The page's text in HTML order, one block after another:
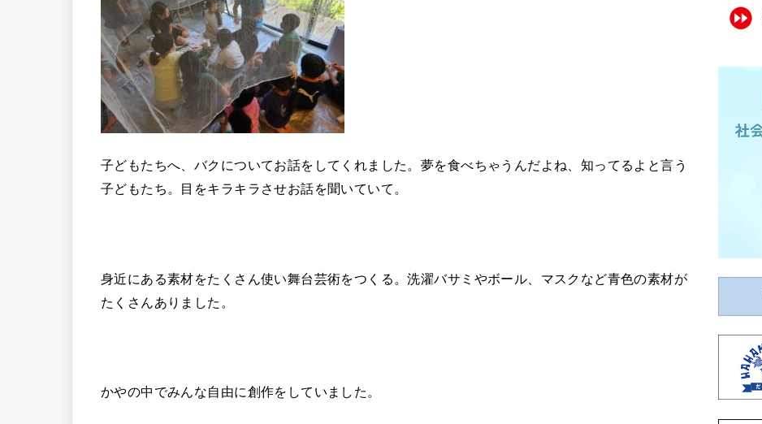
子どもたちへ、バクについてお話をしてくれました。夢を食べちゃうんだよね、知ってるよと言う
子どもたち。目をキラキラさせお話を聞いていて。
身近にある素材をたくさん使い舞台芸術をつくる。洗濯バサミやボール、マスクなど青色の素材が
たくさんありました。
かやの中でみんな自由に創作をしていました。